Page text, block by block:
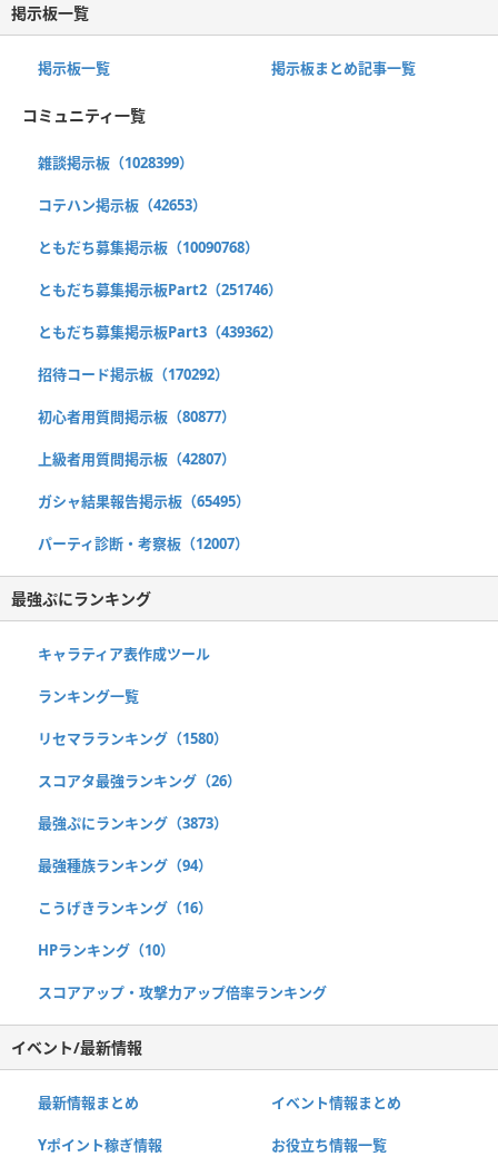
掲示板一覧
掲示板一覧 掲示板まとめ記事一覧
コミュニティ一覧
雑談掲示板（1028399）
コテハン掲示板（42653）
ともだち募集掲示板（10090768）
ともだち募集掲示板Part2（251746）
ともだち募集掲示板Part3（439362）
招待コード掲示板（170292）
初心者用質問掲示板（80877）
上級者用質問掲示板（42807）
ガシャ結果報告掲示板（65495）
パーティ診断・考察板（12007）
最強ぷにランキング
キャラティア表作成ツール
ランキング一覧
リセマラランキング（1580）
スコアタ最強ランキング（26）
最強ぷにランキング（3873）
最強種族ランキング（94）
こうげきランキング（16）
HPランキング（10）
スコアアップ・攻撃力アップ倍率ランキング
イベント/最新情報
最新情報まとめ イベント情報まとめ
Yポイント稼ぎ情報 お役立ち情報一覧